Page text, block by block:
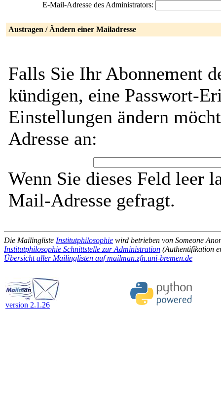
E-Mail-Adresse des Administrators:
Austragen / Ändern einer Mailadresse
Falls Sie Ihr Abonnement
kündigen, eine Passwort-
Einstellungen ändern
Adresse an:
Wenn Sie dieses Feld leer
Mail-Adresse gefragt.
Die Mailingliste Institutphilosophie wird betrieben von Someone
Institutphilosophie Schnittstelle zur Administration (Authentifikation
Übersicht aller Mailinglisten auf mailman.zfn.uni-bremen.de
version 2.1.26